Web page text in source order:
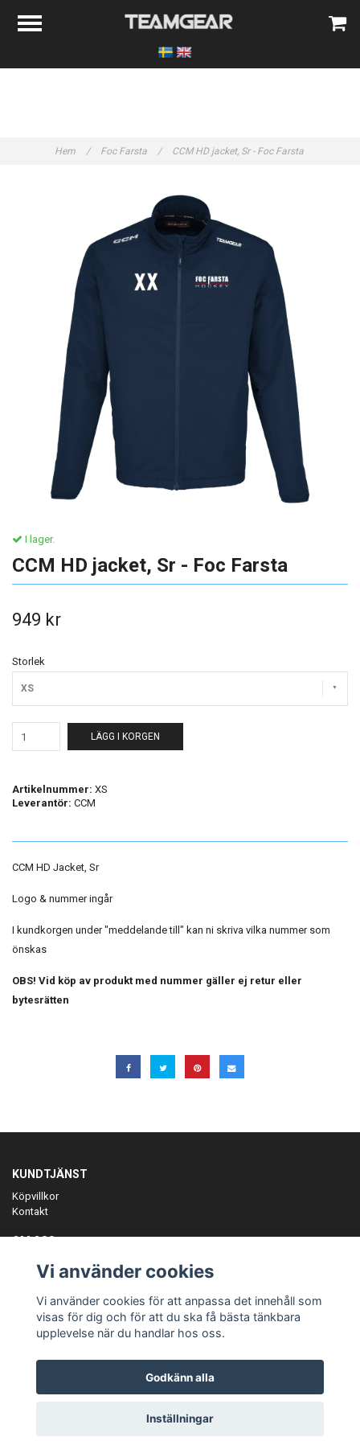
Hem / Foc Farsta / CCM HD jacket, Sr - Foc Farsta
I lager.
CCM HD jacket, Sr - Foc Farsta
949 kr
Storlek
XS
LÄGG I KORGEN
Artikelnummer: XS
Leverantör: CCM
CCM HD Jacket, Sr
Logo & nummer ingår
I kundkorgen under "meddelande till" kan ni skriva vilka nummer som
önskas
OBS! Vid köp av produkt med nummer gäller ej retur eller
bytesrätten
KUNDTJÄNST
Köpvillkor
Kontakt
OM OSS
ANMÄL DIG TILL VÅRT NYHETSBREV
Prenumerera
© Copyright Teamgear
Vi använder cookies
Vi använder cookies för att anpassa det innehåll som
visas för dig och för att du ska få bästa tänkbara
upplevelse när du handlar hos oss.
Godkänn alla
Inställningar